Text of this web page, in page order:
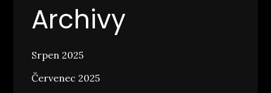
Archivy
Srpen 2025
Červenec 2025